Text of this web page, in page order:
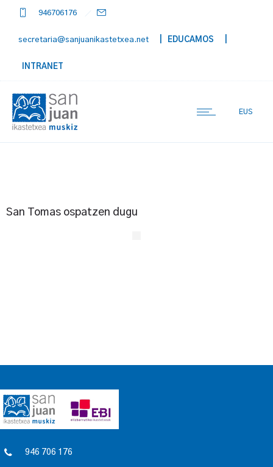
946706176
secretaria@sanjuanikastetxea.net | EDUCAMOS
INTRANET
EUS
San Tomas ospatzen dugu
946 706 176